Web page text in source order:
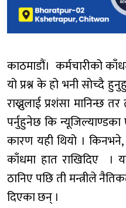
काठमाडौं। कर्मचारीको
यो प्रश्न के हो भनी सोच्दै
राख्नुलाई प्रशंसा मानिन्छ
पर्नुहुनेछ कि न्यूजिल्याण्डका
कारण यही थियो ।
काँधमा हात राखिदिए ।
ठानिए पछि ती मन्त्रीले
दिएका छन् ।